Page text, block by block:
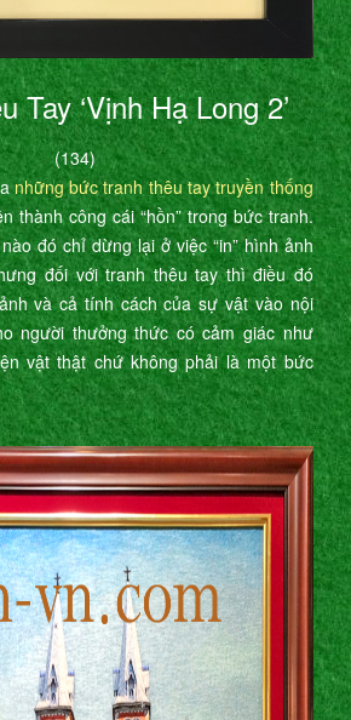
Tay ‘Vịnh Hạ Long 2’
(134)
những bức tranh thêu tay truyền thống
thành công cái “hồn” trong bức tranh.
đó chỉ dừng lại ở việc “in” hình ảnh
đối với tranh thêu tay thì điều đó
và cả tính cách của sự vật vào nội
người thưởng thức có cảm giác như
vật thật chứ không phải là một bức